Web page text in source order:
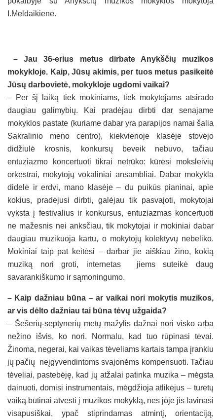
I.Meldaikiene.
– Jau 36-erius metus dirbate Anykščių muzikos
mokykloje. Kaip, Jūsų akimis, per tuos metus pasikeitė
Jūsų darbovietė, mokykloje ugdomi vaikai?
– Per šį laiką tiek mokiniams, tiek mokytojams atsirado
daugiau galimybių. Kai pradėjau dirbti dar senajame
mokyklos pastate (kuriame dabar yra parapijos namai šalia
Sakralinio meno centro), kiekvienoje klasėje stovėjo
didžiulė krosnis, konkursų beveik nebuvo, tačiau
entuziazmo koncertuoti tikrai netrūko: kūrėsi moksleivių
orkestrai, mokytojų vokaliniai ansambliai. Dabar mokykla
didelė ir erdvi, mano klasėje – du puikūs pianinai, apie
kokius, pradėjusi dirbti, galėjau tik pasvajoti, mokytojai
vyksta į festivalius ir konkursus, entuziazmas koncertuoti
ne mažesnis nei anksčiau, tik mokytojai ir mokiniai dabar
daugiau muzikuoja kartu, o mokytojų kolektyvų nebeliko.
Mokiniai taip pat keitėsi – darbar jie aiškiau žino, kokią
muziką nori groti, internetas jiems suteikė daug
savarankiškumo ir sąmoningumo.
– Kaip dažniau būna – ar vaikai nori mokytis muzikos,
ar vis dėlto dažniau tai būna tėvų užgaida?
– Šešerių-septynerių metų mažylis dažnai nori visko arba
nežino išvis, ko nori. Normalu, kad tuo rūpinasi tėvai.
Žinoma, negerai, kai vaikas tėveliams kartais tampa įrankiu
jų pačių neįgyvendintoms svajonėms kompensuoti. Tačiau
tėveliai, pastebėję, kad jų atžalai patinka muzika – mėgsta
dainuoti, domisi instrumentais, mėgdžioja atlikėjus – turėtų
vaiką būtinai atvesti į muzikos mokyklą, nes joje jis lavinasi
visapusiškai, ypač stiprindamas atmintį, orientaciją,